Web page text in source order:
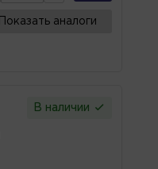
Показать аналоги
В наличии